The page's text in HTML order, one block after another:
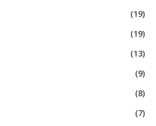
(19)
(19)
(13)
(9)
(8)
(7)